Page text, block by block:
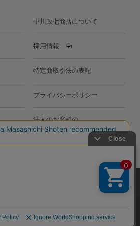
中川政七商店について
採用情報
特定商取引法の表記
プライバシーポリシー
法人のお客様の
お問い合わせ
Rights Reserved.
における閲覧履歴・属性情報などの取得およ
キー（Cookie）を使用いたします。詳細に
シー